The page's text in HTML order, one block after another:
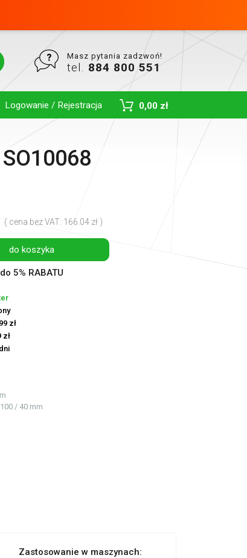
Masz pytania zadzwoń!
tel. 884 800 551
Logowanie / Rejestracja 0,00 zł
Toggle Dropdown
( cena bez VAT: 166.04 zł )
do koszyka
5% RABATU
zł
zł
/ 40 mm
Zastosowanie w maszynach: